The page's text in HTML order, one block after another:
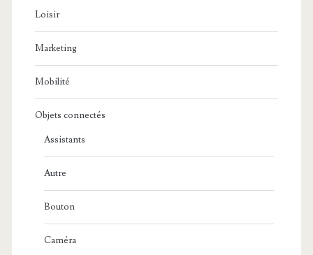
Loisir
Marketing
Mobilité
Objets connectés
Assistants
Autre
Bouton
Caméra